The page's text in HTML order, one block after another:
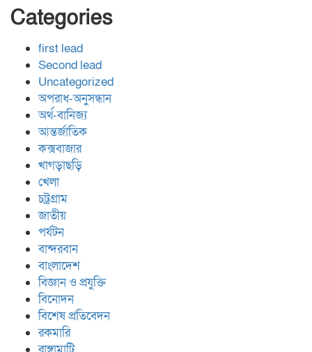
Categories
first lead
Second lead
Uncategorized
অপরাধ-অনুসন্ধান
অর্থ-বানিজ্য
আন্তর্জাতিক
কক্সবাজার
খাগড়াছড়ি
খেলা
চট্রগ্রাম
জাতীয়
পর্যটন
বান্দরবান
বাংলাদেশ
বিজ্ঞান ও প্রযুক্তি
বিনোদন
বিশেষ প্রতিবেদন
রকমারি